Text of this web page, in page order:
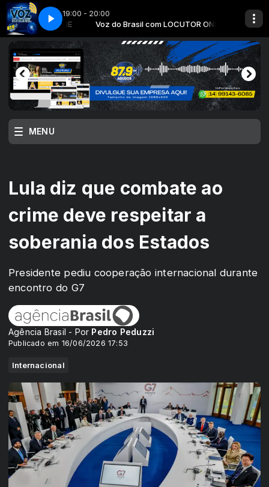
19:00 - 20:00
ONLINE Voz do Brasil com LOCUTOR ONLINE
fm
MENU
Lula diz que combate ao
crime deve respeitar a
soberania dos Estados
Presidente pediu cooperação internacional durante
encontro do G7
Agência Brasil - Por Pedro Peduzzi
Publicado em 16/06/2026 17:53
Internacional